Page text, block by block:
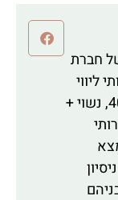
חברת
ליווי
וייעוץ פיננסי עסקי ואישי. בן 40, נשוי +
עם ניסיון